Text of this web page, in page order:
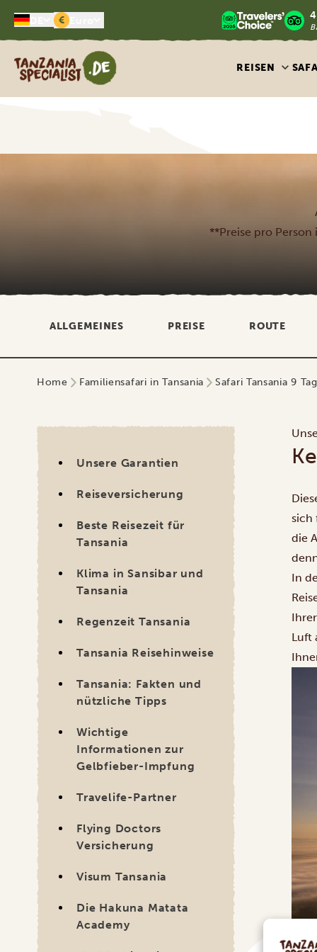
€
Tanzania Specialist
REISEN
**Preise pro
ALLGEMEINES PREISE ROUTE
Home Familiensafari in Tansania Safari Tansania 9
Unsere Garantien
Reiseversicherung
Beste Reisezeit für
Tansania
Klima in Sansibar und
Tansania
Regenzeit Tansania
Tansania Reisehinweise
Tansania: Fakten und
nützliche Tipps
Wichtige
Informationen zur
Gelbfieber-Impfung
Travelife-Partner
Flying Doctors
Versicherung
Visum Tansania
Die Hakuna Matata
Academy
sich
die
In
Luft